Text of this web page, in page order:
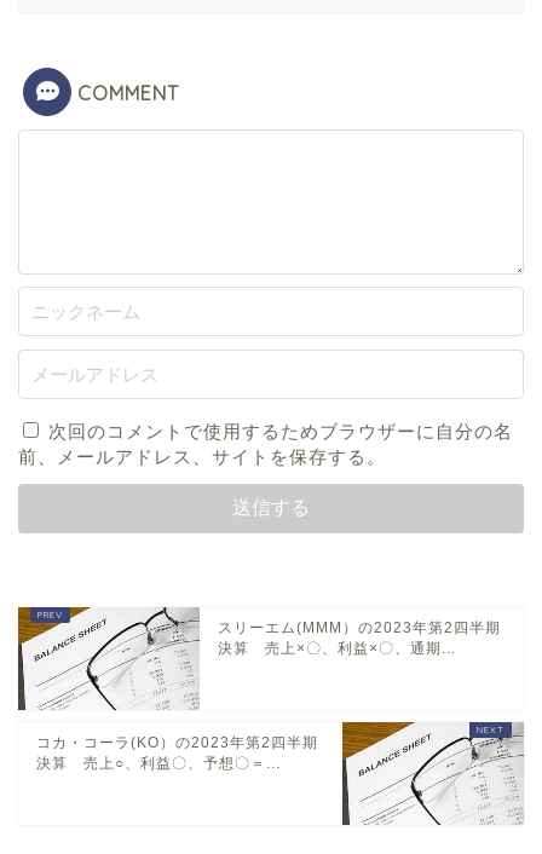
COMMENT
次回のコメントで使用するためブラウザーに自分の名
前、メールアドレス、サイトを保存する。
スリーエム(MMM）の2023年第2四半期
決算 売上×〇、利益×〇、通期...
コカ・コーラ(KO）の2023年第2四半期
決算 売上○、利益〇、予想〇＝...